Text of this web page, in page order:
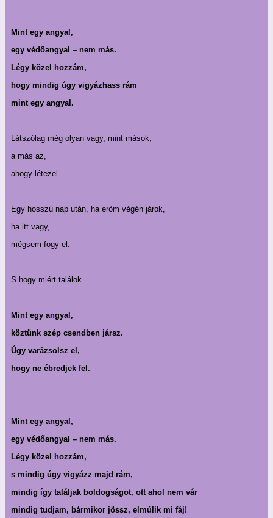
Mint egy angyal,
egy védőangyal – nem más.
Légy közel hozzám,
hogy mindig úgy vigyázhass rám
mint egy angyal.
Látszólag még olyan vagy, mint mások,
a más az,
ahogy létezel.
Egy hosszú nap után, ha erőm végén járok,
ha itt vagy,
mégsem fogy el.
S hogy miért találok…
Mint egy angyal,
köztünk szép csendben jársz.
Úgy varázsolsz el,
hogy ne ébredjek fel.
Mint egy angyal,
egy védőangyal – nem más.
Légy közel hozzám,
s mindig úgy vigyázz majd rám,
mindig így találjak boldogságot, ott ahol nem vár
mindig tudjam, bármikor jössz, elmúlik mi fáj!